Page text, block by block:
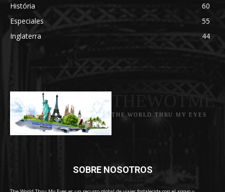
História
60
Especiales
55
Inglaterra
44
THE WORLD THRU MY EYES
SOBRE NOSOTROS